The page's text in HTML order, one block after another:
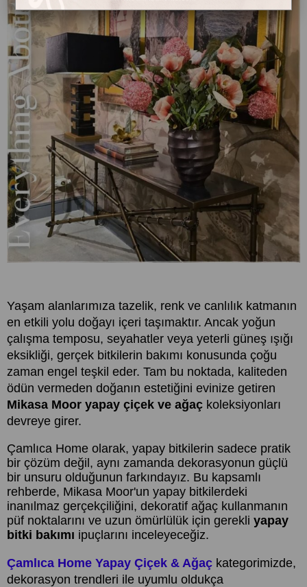
Yaşam alanlarımıza tazelik, renk ve canlılık katmanın
en etkili yolu doğayı içeri taşımaktır. Ancak yoğun
çalışma temposu, seyahatler veya yeterli güneş ışığı
eksikliği, gerçek bitkilerin bakımı konusunda çoğu
zaman engel teşkil eder. Tam bu noktada, kaliteden
ödün vermeden doğanın estetiğini evinize getiren
Mikasa Moor yapay çiçek ve ağaç koleksiyonları
devreye girer.
Çamlıca Home olarak, yapay bitkilerin sadece pratik
bir çözüm değil, aynı zamanda dekorasyonun güçlü
bir unsuru olduğunun farkındayız. Bu kapsamlı
rehberde, Mikasa Moor'un yapay bitkilerdeki
inanılmaz gerçekçiliğini, dekoratif ağaç kullanmanın
püf noktalarını ve uzun ömürlülük için gerekli yapay
bitki bakımı ipuçlarını inceleyeceğiz.
Çamlıca Home Yapay Çiçek & Ağaç kategorimizde,
dekorasyon trendleri ile uyumlu oldukça